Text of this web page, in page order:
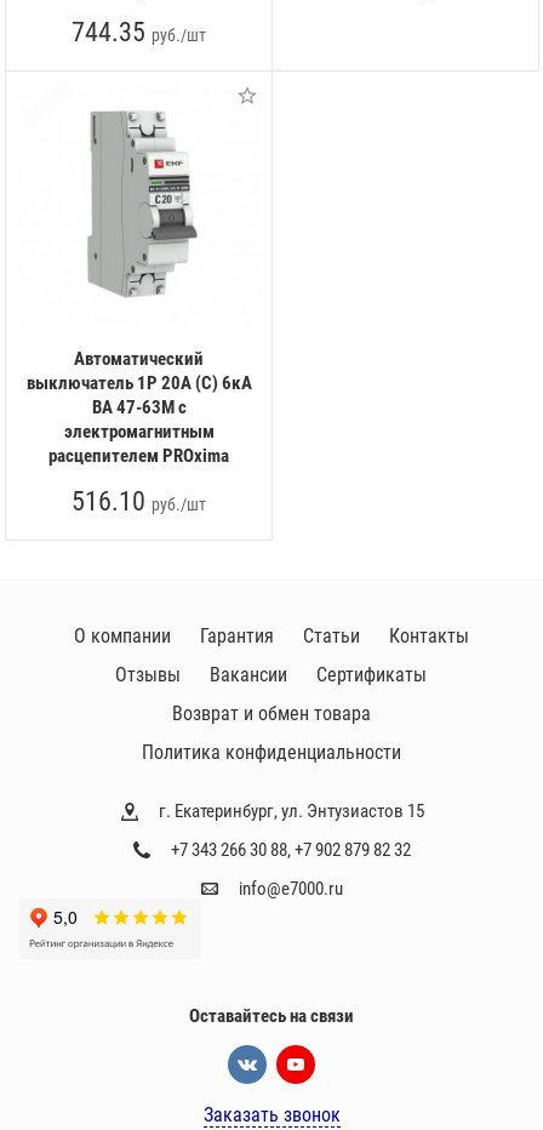
744.35 руб./шт
Автоматический
выключатель 1P 20А (C) 6кА
ВА 47-63M c
электромагнитным
расцепителем PROxima
516.10 руб./шт
г. Екатеринбург, ул. Энтузиастов 15
+7 343 266 30 88,+7 902 879 82 32
info@e7000.ru
О компании Гарантия Статьи
Контакты
Отзывы
Вакансии
Сертификаты
Возврат и обмен товара
Политика конфиденциальности
Оставайтесь на связи
Заказать звонок